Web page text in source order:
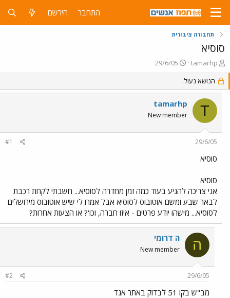
התחבר הירשם
תחבורה ציבורית
סוסיא
פ
ו
ת
ח
נ
tamarhp
פ
ו
ס
ם
ב
ת
29/6/05
הנושא נעול.
T
tamarhp
New member
29/6/05
#1
סוסיא
סוסיא
אני צריכה להגיע בעוד כמה זמן מחדרה לסוסיא... חשבתי לקחת רכבת
לבאר שבע ומשם אוטובוס לסוסיא אבל אמרו לי שיש אוטובוס מירושלים
לסוסיא... מישהו יודע פרטים - איזו חברה, וכו'? או הצעות אחרות?
ה ה דרומי
New member
29/6/05
#2
מב"ש בקו 51 לבדוק באתר אגד